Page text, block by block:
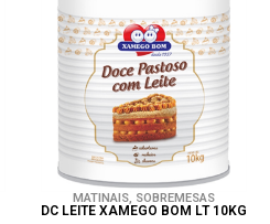
MATINAIS, SOBREMESAS
DC LEITE XAMEGO BOM LT 10KG